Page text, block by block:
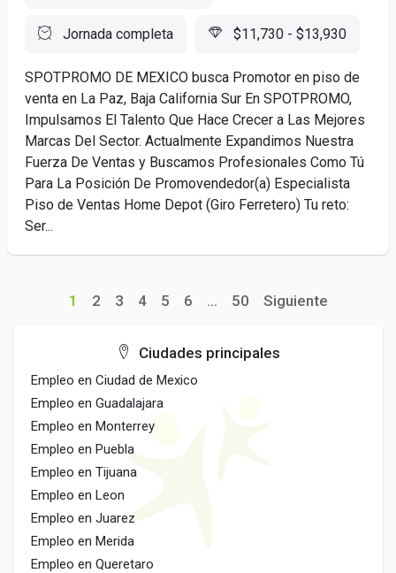
Jornada completa $11,730 - $13,930
SPOTPROMO DE MEXICO busca Promotor en piso de
venta en La Paz, Baja California Sur En SPOTPROMO,
Impulsamos El Talento Que Hace Crecer a Las Mejores
Marcas Del Sector. Actualmente Expandimos Nuestra
Fuerza De Ventas y Buscamos Profesionales Como Tú
Para La Posición De Promovendedor(a) Especialista
Piso de Ventas Home Depot (Giro Ferretero) Tu reto:
Ser...
1 2 3 4 5 6 ... 50 Siguiente
Ciudades principales
Empleo en Ciudad de Mexico
Empleo en Guadalajara
Empleo en Monterrey
Empleo en Puebla
Empleo en Tijuana
Empleo en Leon
Empleo en Juarez
Empleo en Merida
Empleo en Queretaro